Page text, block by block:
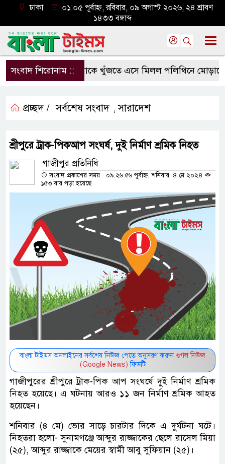
ঢাকা
০১:০৫ পূর্বাহ্ন, রবিবার, ০৯ অগাস্ট ২০২৬, ২৪ শ্রাবণ
১৪৩৩ বঙ্গাব্দ
সংবাদ শিরোনাম ::মাকে খুঁজতে এসে মিলল পলিথিনে মোড়ানো
প্রচ্ছদ / সর্বশেষ সংবাদ ,সারাদেশ
শ্রীপুরে ট্রাক-পিকআপ সংঘর্ষ, দুই নির্মাণ শ্রমিক নিহত
গাজীপুর প্রতিনিধি
সংবাদ প্রকাশের সময় : ০৯:২৬:৫৬ পূর্বাহ্ন, শনিবার, ৪ মে ২০২৪
১৫৩ বার পড়া হয়েছে
বাংলা টাইমস অনলাইনের সর্বশেষ নিউজ পেতে অনুসরণ করুন গুগল নিউজ
(Google News) ফিডটি
গাজীপুরের শ্রীপুরে ট্রাক-পিক আপ সংঘর্ষে দুই নির্মাণ শ্রমিক
নিহত হয়েছে। এ ঘটনায় আরও ১১ জন নির্মাণ শ্রমিক আহত
হয়েছেন।
শনিবার (৪ মে) ভোর সাড়ে চারটার দিকে এ দুর্ঘটনা ঘটে।
নিহতরা হলো- সুনামগঞ্জে আব্দুর রাজ্জাকের ছেলে রাসেল মিয়া
(২৫), আব্দুর রাজ্জাকে মেয়ের স্বামী আবু সুফিয়ান (২৫)।